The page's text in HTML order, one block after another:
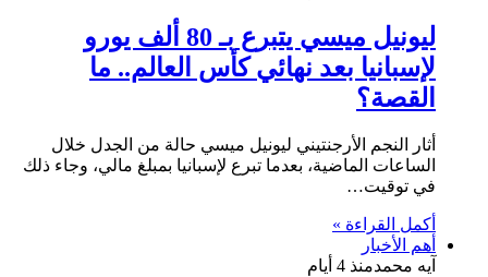
ليونيل ميسي يتبرع بـ 80 ألف يورو
لإسبانيا بعد نهائي كأس العالم.. ما
القصة؟
أثار النجم الأرجنتيني ليونيل ميسي حالة من الجدل خلال
الساعات الماضية، بعدما تبرع لإسبانيا بمبلغ مالي، وجاء ذلك
في توقيت…
أكمل القراءة »
أهم الأخبار
آيه محمدمنذ 4 أيام